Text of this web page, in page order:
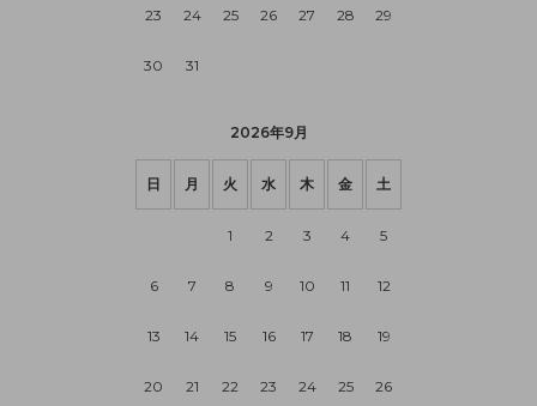
23 24 25 26 27 28 29
30 31
2026年9月
日 月 火 水 木 金 土
1 2 3 4 5
6 7 8 9 10 11 12
13 14 15 16 17 18 19
20 21 22 23 24 25 26